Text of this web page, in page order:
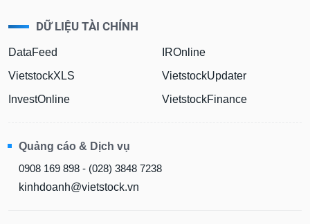
DỮ LIỆU TÀI CHÍNH
DataFeed
VietstockXLS
InvestOnline
IROnline
VietstockUpdater
VietstockFinance
Quảng cáo & Dịch vụ
0908 169 898 - (028) 3848 7238
kinhdoanh@vietstock.vn